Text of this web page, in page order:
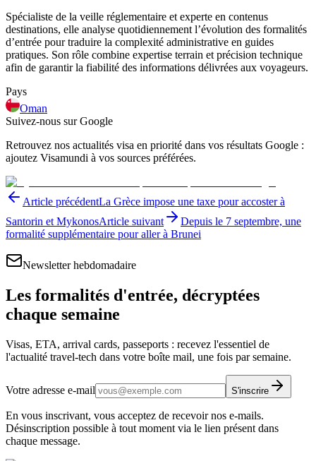
Spécialiste de la veille réglementaire et experte en contenus
destinations, elle analyse quotidiennement l’évolution des formalités
d’entrée pour traduire la complexité administrative en guides
pratiques. Son rôle combine expertise terrain et précision technique
afin de garantir la fiabilité des informations délivrées aux voyageurs.
Pays
Oman
Suivez-nous sur Google
Retrouvez nos actualités visa en priorité dans vos résultats Google :
ajoutez Visamundi à vos sources préférées.
Article précédentLa Grèce impose une taxe pour accoster à
Santorin et MykonosArticle suivant
Depuis le 7 septembre, une
formalité supplémentaire pour aller à Brunei
Newsletter hebdomadaire
Les formalités d'entrée, décryptées
chaque semaine
Visas, ETA, arrival cards, passeports : recevez l'essentiel de
l'actualité travel-tech dans votre boîte mail, une fois par semaine.
Votre adresse e-mail S'inscrire
En vous inscrivant, vous acceptez de recevoir nos e-mails.
Désinscription possible à tout moment via le lien présent dans
chaque message.